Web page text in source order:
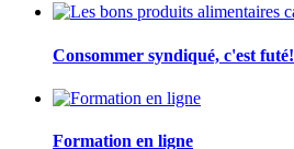
Consommer syndiqué, c'est futé!
Formation en ligne